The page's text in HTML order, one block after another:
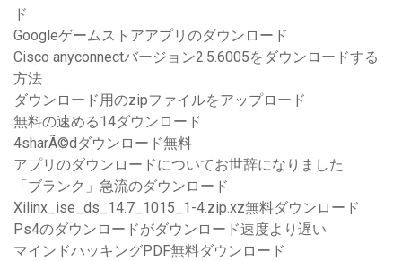
ド
Googleゲームストアアプリのダウンロード
Cisco anyconnectバージョン2.5.6005をダウンロードする
方法
ダウンロード用のzipファイルをアップロード
無料の速める14ダウンロード
4sharÃ©dダウンロード無料
アプリのダウンロードについてお世辞になりました
「ブランク」急流のダウンロード
Xilinx_ise_ds_14.7_1015_1-4.zip.xz無料ダウンロード
Ps4のダウンロードがダウンロード速度より遅い
マインドハッキングPDF無料ダウンロード